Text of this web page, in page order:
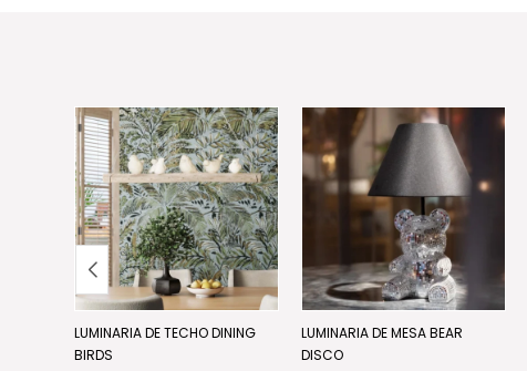
LUMINARIA DE TECHO DINING
BIRDS
LUMINARIA DE MESA BEAR
DISCO